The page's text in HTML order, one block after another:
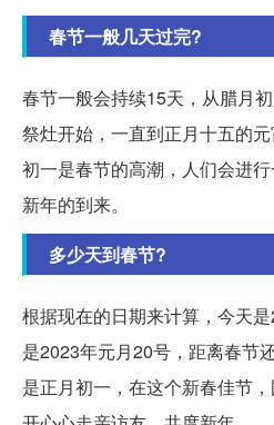
春节一般几天过完?
春节一般会持续15天，从腊月
祭灶开始，一直到正月十五的
初一是春节的高潮，人们会进
新年的到来。
多少天到春节?
根据现在的日期来计算，今天
是2023年元月20号，距离春节
是正月初一，在这个新春佳节